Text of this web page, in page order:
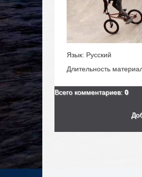
Язык: Русский
Длительность
Всего комментариев: 0